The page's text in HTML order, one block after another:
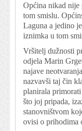
Općina nikad nije
tom smislu.
Laguna a jedino
iznimka u tom
Vršitelj dužnosti
odjela Marin
najave
nazvavši taj čin
planirala
što joj pripada,
stanovništvom
ovisi o prihodima